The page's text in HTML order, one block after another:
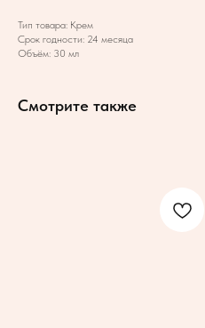
Тип товара: Крем
Срок годности: 24 месяца
Объём: 30 мл
Смотрите также